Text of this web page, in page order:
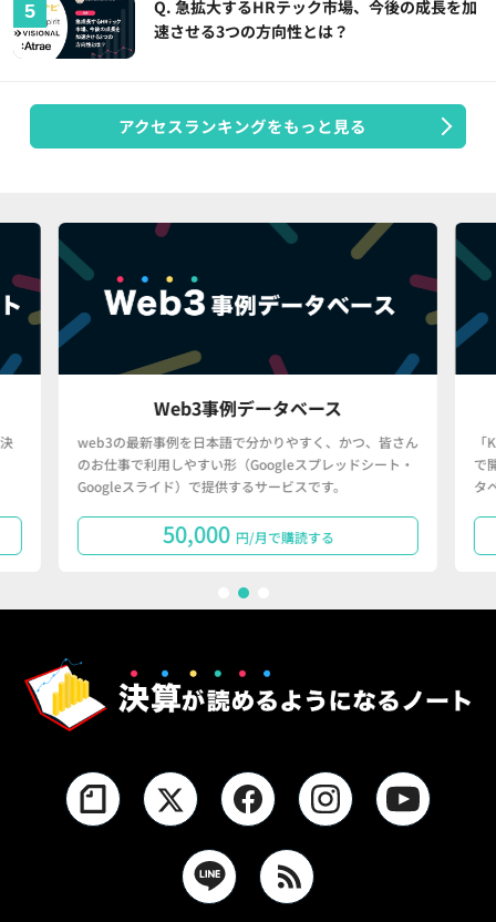
Q. 急拡大するHRテック市場、今後の成長を加
速させる3つの方向性とは？
アクセスランキングをもっと見る
Web3事例データベース
web3の最新事例を日本語で分かりやすく、かつ、皆さん
のお仕事で利用しやすい形（Googleスプレッドシート・
Googleスライド）で提供するサービスです。
50,000 円/月で購読する
で
タ